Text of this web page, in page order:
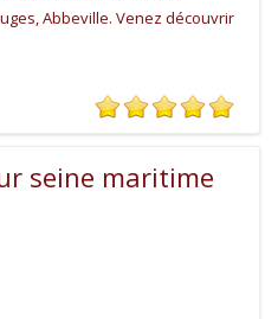
Abbeville. Venez découvrir
seine maritime